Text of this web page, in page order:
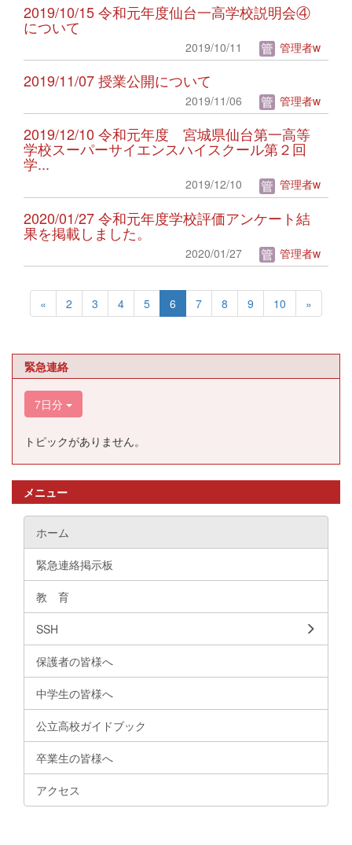
2019/10/15 令和元年度仙台一高学校説明会④
について
2019/10/11 管理者w
2019/11/07 授業公開について
2019/11/06 管理者w
2019/12/10 令和元年度 宮城県仙台第一高等
学校スーパーサイエンスハイスクール第２回
学...
2019/12/10 管理者w
2020/01/27 令和元年度学校評価アンケート結
果を掲載しました。
2020/01/27 管理者w
« 2 3 4 5 6 7 8 9 10 »
緊急連絡
7日分
トピックがありません。
メニュー
ホーム
緊急連絡掲示板
教 育
SSH
保護者の皆様へ
中学生の皆様へ
公立高校ガイドブック
卒業生の皆様へ
アクセス